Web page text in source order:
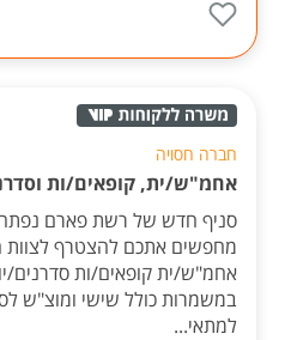
חברה חסויה
אחמ"ש/ית, קופאים/ות
סניף חדש של רשת פארם נפתח
מחפשים אתכם להצטרף לצוות
אחמ"ש/ית קופאים/ות
במשמרות כולל שישי ומוצ"ש
למתאי...